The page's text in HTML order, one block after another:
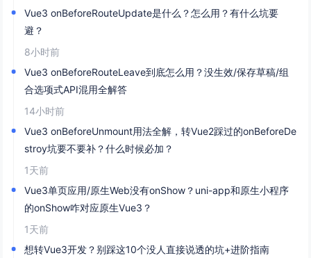
Vue3 onBeforeRouteUpdate是什么？怎么用？有什么坑要
避？
8小时前
Vue3 onBeforeRouteLeave到底怎么用？没生效/保存草稿/组
合选项式API混用全解答
14小时前
Vue3 onBeforeUnmount用法全解，转Vue2踩过的onBeforeDe
stroy坑要不要补？什么时候必加？
1天前
Vue3单页应用/原生Web没有onShow？uni-app和原生小程序
的onShow咋对应原生Vue3？
1天前
想转Vue3开发？别踩这10个没人直接说透的坑+进阶指南